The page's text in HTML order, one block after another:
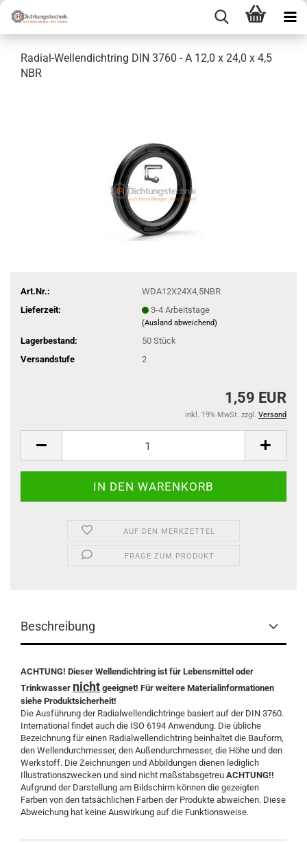
Radial-Wellendichtring DIN 3760 - A 12,0 x 24,0 x 4,5
NBR
Art.Nr.:
WDA12X24X4,5NBR
Lieferzeit:
3-4 Arbeitstage
(Ausland abweichend)
Lagerbestand: 50 Stück
Versandstufe
2
1,59 EUR
inkl. 19% MwSt. zzgl. Versand
AUF DEN MERKZETTEL
FRAGE ZUM PRODUKT
Beschreibung
ACHTUNG! Dieser Wellendichtring ist für Lebensmittel oder
Trinkwasser nicht geeignet! Für weitere Materialinformationen
siehe Produktsicherheit!
Die Ausführung der Radialwellendichtringe basiert auf der DIN 3760.
International findet auch die ISO 6194 Anwendung. Die übliche
Bezeichnung für einen Radialwellendichtring beinhaltet die Bauform,
den Wellendurchmesser, den Außendurchmesser, die Höhe und den
Werkstoff. Die Zeichnungen und Abbildungen dienen lediglich
Illustrationszwecken und sind nicht maßstabsgetreu ACHTUNG!!
Aufgrund der Darstellung am Bildschirm können die gezeigten
Farben von den tatsächlichen Farben der Produkte abweichen. Diese
Abweichung hat keine Auswirkung auf die Funktionsweise.